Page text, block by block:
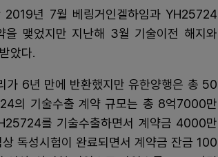
2019년 7월 베링거인겔하임과 YH25724
을 맺었지만 지난해 3월 기술이전 해지와
았다.
가 6년 만에 반환했지만 유한양행은 총 50
의 기술수출 계약 규모는 총 8억7000만
를 기술수출하면서 계약금 4000만
독성시험이 완료되면서 계약금 잔금 100